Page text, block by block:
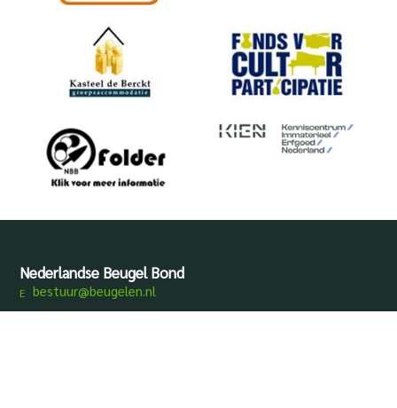
Nederlandse Beugel Bond
bestuur@beugelen.nl